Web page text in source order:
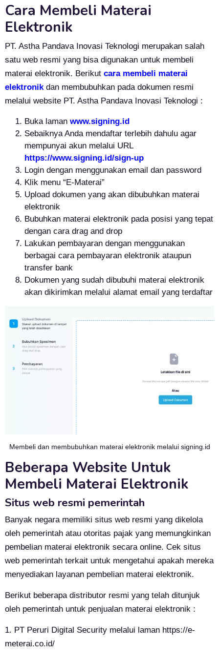
Cara Membeli Materai
Elektronik
PT. Astha Pandava Inovasi Teknologi merupakan salah
satu web resmi yang bisa digunakan untuk membeli
materai elektronik. Berikut cara membeli materai
elektronik dan membubuhkan pada dokumen resmi
melalui website PT. Astha Pandava Inovasi Teknologi :
Buka laman www.signing.id
Sebaiknya Anda mendaftar terlebih dahulu agar
mempunyai akun melalui URL
https://www.signing.id/sign-up
Login dengan menggunakan email dan password
Klik menu “E-Materai”
Upload dokumen yang akan dibubuhkan materai
elektronik
Bubuhkan materai elektronik pada posisi yang tepat
dengan cara drag and drop
Lakukan pembayaran dengan menggunakan
berbagai cara pembayaran elektronik ataupun
transfer bank
Dokumen yang sudah dibubuhi materai elektronik
akan dikirimkan melalui alamat email yang terdaftar
Membeli dan membubuhkan materai elektronik melalui signing.id
Beberapa Website Untuk
Membeli Materai Elektronik
Situs web resmi pemerintah
Banyak negara memiliki situs web resmi yang dikelola
oleh pemerintah atau otoritas pajak yang memungkinkan
pembelian materai elektronik secara online. Cek situs
web pemerintah terkait untuk mengetahui apakah mereka
menyediakan layanan pembelian materai elektronik.
Berikut beberapa distributor resmi yang telah ditunjuk
oleh pemerintah untuk penjualan materai elektronik :
1. PT Peruri Digital Security melalui laman https://e-
meterai.co.id/